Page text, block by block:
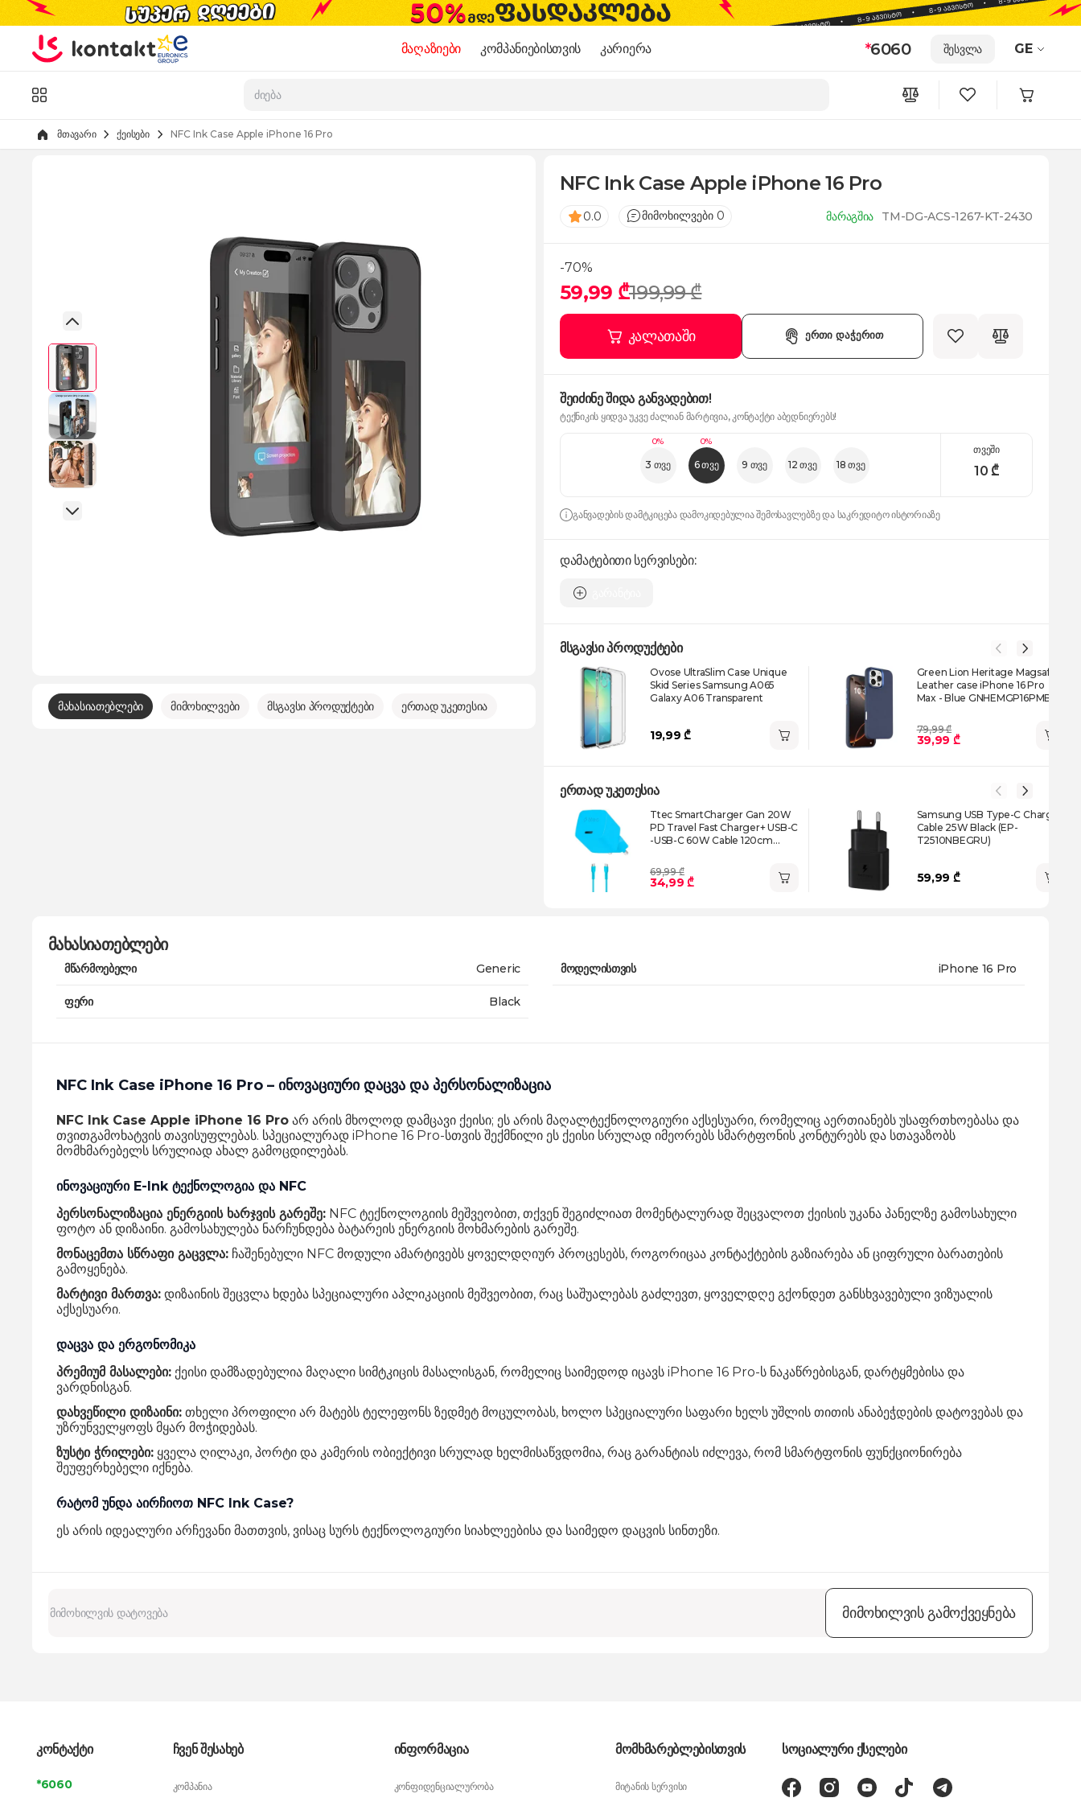
Skip to Content
მაღაზიები კომპანიებისთვის კარიერა *6060 შესვლა GE
მთავარი ქეისები NFC Ink Case Apple iPhone 16 Pro
მახასიათებლები მიმოხილვები მსგავსი პროდუქტები ერთად უკეთესია
NFC Ink Case Apple iPhone 16 Pro
0.0 მიმოხილვები 0 მარაგშია TM-DG-ACS-1267-KT-2430
-70%
59,99 ₾199,99 ₾
კალათაში ერთი დაჭერით
შეიძინე შიდა განვადებით!
ტექნიკის ყიდვა უკვე ძალიან მარტივია, კონტაქტი აბედნიერებს!
0%
3 თვე
0%
6 თვე 9 თვე 12 თვე 18 თვე
თვეში
10₾
განვადების დამტკიცება დამოკიდებულია შემოსავლებზე და საკრედიტო ისტორიაზე
დამატებითი სერვისები:
მსგავსი პროდუქტები
Ovose UltraSlim Case Unique
Skid Series Samsung A065
Galaxy A06 Transparent
19,99 ₾
Green Lion Heritage Magsafe
Leather case iPhone 16 Pro
Max - Blue GNHEMGP16PMBL
79,99 ₾
39,99 ₾
ერთად უკეთესია
Ttec SmartCharger Gan 20W
PD Travel Fast Charger+ USB-C
-USB-C 60W Cable 120cm
69,99 ₾
34,99 ₾
Samsung USB Type-C Charger
Cable 25W Black (EP-
T2510NBEGRU)
59,99 ₾
მახასიათებლები
მწარმოებელი Generic
ფერი Black
მოდელისთვის iPhone 16 Pro
NFC Ink Case iPhone 16 Pro – ინოვაციური დაცვა და პერსონალიზაცია
NFC Ink Case Apple iPhone 16 Pro არ არის მხოლოდ დამცავი ქეისი; ეს არის მაღალტექნოლოგიური აქსესუარი, რომელიც აერთიანებს უსაფრთხოებასა და
თვითგამოხატვის თავისუფლებას. სპეციალურად iPhone 16 Pro-სთვის შექმნილი ეს ქეისი სრულად იმეორებს სმარტფონის კონტურებს და სთავაზობს
მომხმარებელს სრულიად ახალ გამოცდილებას.
ინოვაციური E-Ink ტექნოლოგია და NFC
პერსონალიზაცია ენერგიის ხარჯვის გარეშე: NFC ტექნოლოგიის მეშვეობით, თქვენ შეგიძლიათ მომენტალურად შეცვალოთ ქეისის უკანა პანელზე გამოსახული
ფოტო ან დიზაინი. გამოსახულება ნარჩუნდება ბატარეის ენერგიის მოხმარების გარეშე.
მონაცემთა სწრაფი გაცვლა: ჩაშენებული NFC მოდული ამარტივებს ყოველდღიურ პროცესებს, როგორიცაა კონტაქტების გაზიარება ან ციფრული ბარათების
გამოყენება.
მარტივი მართვა: დიზაინის შეცვლა ხდება სპეციალური აპლიკაციის მეშვეობით, რაც საშუალებას გაძლევთ, ყოველდღე გქონდეთ განსხვავებული ვიზუალის
აქსესუარი.
დაცვა და ერგონომიკა
პრემიუმ მასალები: ქეისი დამზადებულია მაღალი სიმტკიცის მასალისგან, რომელიც საიმედოდ იცავს iPhone 16 Pro-ს ნაკაწრებისგან, დარტყმებისა და
ვარდნისგან.
დახვეწილი დიზაინი: თხელი პროფილი არ მატებს ტელეფონს ზედმეტ მოცულობას, ხოლო სპეციალური საფარი ხელს უშლის თითის ანაბეჭდების დატოვებას და
უზრუნველყოფს მყარ მოჭიდებას.
ზუსტი ჭრილები: ყველა ღილაკი, პორტი და კამერის ობიექტივი სრულად ხელმისაწვდომია, რაც გარანტიას იძლევა, რომ სმარტფონის ფუნქციონირება
შეუფერხებელი იქნება.
რატომ უნდა აირჩიოთ NFC Ink Case?
ეს არის იდეალური არჩევანი მათთვის, ვისაც სურს ტექნოლოგიური სიახლეებისა და საიმედო დაცვის სინთეზი.
მიმოხილვის გამოქვეყნება
კონტაქტი
*6060
ჩვენ შესახებ
კომპანია
ინფორმაცია
კონფიდენციალურობა
მომხმარებლებისთვის
მიტანის სერვისი
სოციალური ქსელები